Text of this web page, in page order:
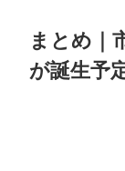
まとめ｜
が誕生予